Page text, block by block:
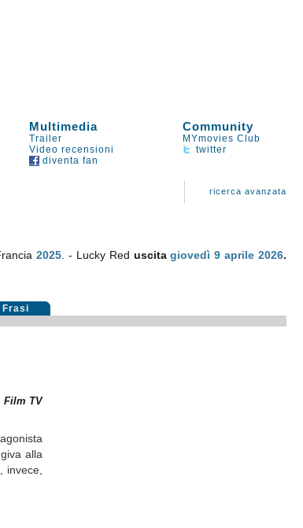
Multimedia Community
Trailer
MYmovies Club
Video recensioni
twitter
diventa fan
ricerca avanzata
2025. - Lucky Red uscitagiovedì 9 aprile 2026.
Frasi
Film TV
alla
invece,